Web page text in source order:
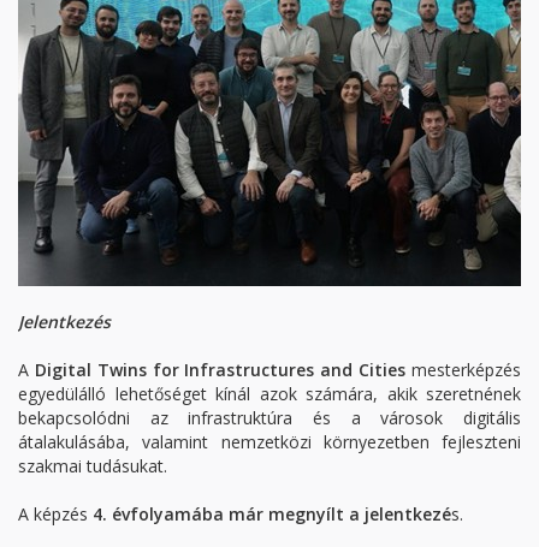
Jelentkezés
A Digital Twins for Infrastructures and Cities mesterképzés
egyedülálló lehetőséget kínál azok számára, akik szeretnének
bekapcsolódni az infrastruktúra és a városok digitális
átalakulásába, valamint nemzetközi környezetben fejleszteni
szakmai tudásukat.
A képzés 4. évfolyamába már megnyílt a jelentkezés.